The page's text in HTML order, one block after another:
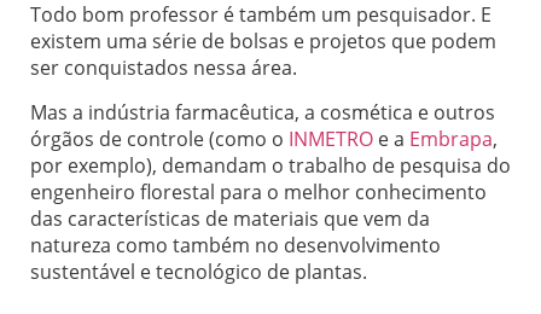
Todo bom professor é também um pesquisador. E
existem uma série de bolsas e projetos que podem
ser conquistados nessa área.
Mas a indústria farmacêutica, a cosmética e outros
órgãos de controle (como o INMETRO e a Embrapa,
por exemplo), demandam o trabalho de pesquisa do
engenheiro florestal para o melhor conhecimento
das características de materiais que vem da
natureza como também no desenvolvimento
sustentável e tecnológico de plantas.